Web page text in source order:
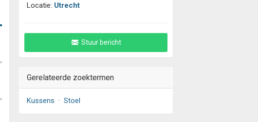
Locatie: Utrecht
Stuur bericht
Gerelateerde zoektermen
Kussens · Stoel